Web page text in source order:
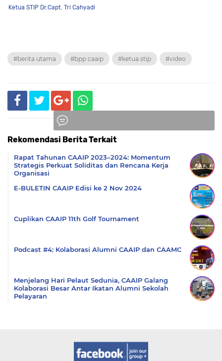
Ketua STIP Dr.Capt. Tri Cahyadi
#berita utama #bpp caaip #ketua stip #video
Rekomendasi Berita Terkait
Rapat Tahunan CAAIP 2023–2024: Momentum
Strategis Perkuat Soliditas dan Rencana Kerja
Organisasi
E-BULETIN CAAIP Edisi ke 2 Nov 2024
Cuplikan CAAIP 11th Golf Tournament
Podcast #4: Kolaborasi Alumni CAAIP dan CAAMC
Menjelang Hari Pelaut Sedunia, CAAIP Galang
Kolaborasi Besar Antar Ikatan Alumni Sekolah
Pelayaran